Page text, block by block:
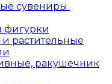
сувениры
фигурки
растительные
ракушечник